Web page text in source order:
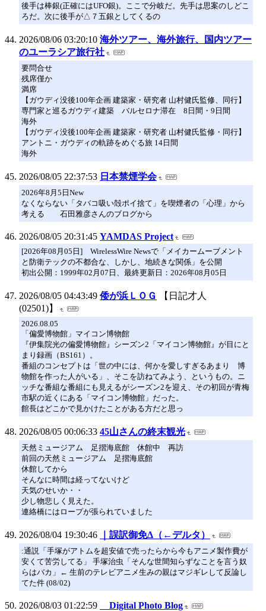
後手は棒銀(正確にはUFO銀)。ここで分岐だ。先手は思案のしどこ
ろだ。次に後手が△７五銀としてくるの
2026/08/06 03:20:10 海外ツアー、海外旅行、国内ツアー
のユーラシア旅行社
要問合せ
残席僅か
満席
【ガウディ没後100年企画 建築家・研究者 山村健氏監修、同行】
専門家と巡るガウディ建築 バルセロナ滞在 8日間・9日間
海外
【ガウディ没後100年企画 建築家・研究者 山村健氏監修・同行】
アントニ・ガウディの軌跡をめぐる旅 14日間
海外
2026/08/05 22:37:53 日本禁煙学会
2026年8月5日New
なくならない「タバコ吸い殻ポイ捨て」を喫煙者の「心理」から
考える 石田雅彦さんのブログから
2026/08/05 20:31:45 YAMDAS Project
[2026年08月05日] WirelessWire Newsで「メイカームーブメント
と防衛テックの不都合な、しかし、地続きな関係」を公開
初出公開：1999年02月07日、最終更新日：2026年08月05日
2026/08/05 04:43:49 倭が浜ＬＯＧ
【日記才人
(02501)】
2026.08.05
「偏愛博物館」マイコン博物館
『伊集院光の偏愛博物館』シーズン2「マイコン博物館』が目にと
まり録画（BS161）。
番組のコンセプトは「世の中には、何かを愛しすぎるあまり 博
物館を作った人がいる」、そこを訪ねてみよう、というもの。ニ
ッチな番組な番組にも見えるがシーズン2を迎え、その初回が青梅
市駅の近くにある「マイコン博物館」だった。
館長はどこかで見かけたことがある方だと思っ
2026/08/05 00:06:33 45山さんの終末観光
天然ミュージアム 足摺海底館 休館中 再訪
前回の天然ミュージアム 足摺海底館
休館してから
そんなに時間は経ってないけど
天気のせいか・・
少し物悲しく見えた。
連絡橋にはロープが張られていました
2026/08/04 19:30:46 ｜誤訳御免Δ（←デルタ）
:通説「手塚がアトムを超安値で売ったらから今もアニメ製作費が
安くて苦労してる」 手塚治虫「そんな世間知らずなことを言う奴
らはバカ」← 生前のテレビアニメ生みの親はマジギレして反論し
てた件 (08/02)
2026/08/03 01:22:59 Digital Photo Blog